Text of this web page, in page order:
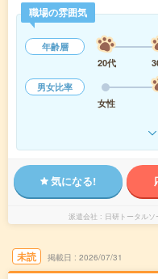
職場の雰囲気
年齢層
20代
男女比率
女性
気になる!
派遣会社 日研トータル
未読 掲載日 2026/07/31